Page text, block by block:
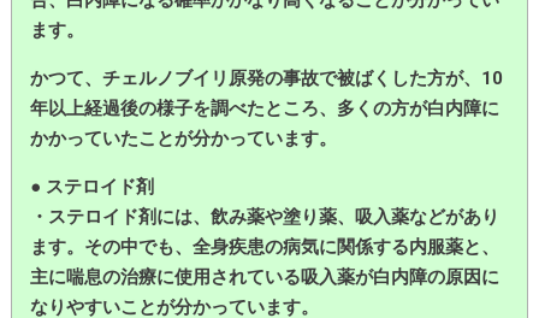
ます。
かつて、チェルノブイリ原発の事故で被ばくした方が、10
年以上経過後の様子を調べたところ、多くの方が白内障に
かかっていたことが分かっています。
● ステロイド剤
・ステロイド剤には、飲み薬や塗り薬、吸入薬などがあり
ます。その中でも、全身疾患の病気に関係する内服薬と、
主に喘息の治療に使用されている吸入薬が白内障の原因に
なりやすいことが分かっています。